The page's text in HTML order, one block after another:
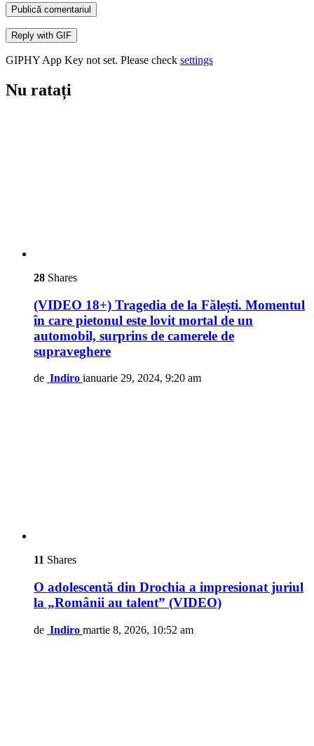
Publică comentariul
Reply with GIF
GIPHY App Key not set. Please check settings
Nu ratați
28 Shares
(VIDEO 18+) Tragedia de la Fălești. Momentul
în care pietonul este lovit mortal de un
automobil, surprins de camerele de
supraveghere
de Indiro ianuarie 29, 2024, 9:20 am
11 Shares
O adolescentă din Drochia a impresionat juriul
la „Românii au talent” (VIDEO)
de Indiro martie 8, 2026, 10:52 am